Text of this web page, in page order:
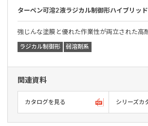
ターペン可溶2液ラジカル制御形ハイブリッド
強じんな塗膜と優れた作業性が両立された高
ラジカル制御形 弱溶剤系
関連資料
カタログを見る シリーズカ